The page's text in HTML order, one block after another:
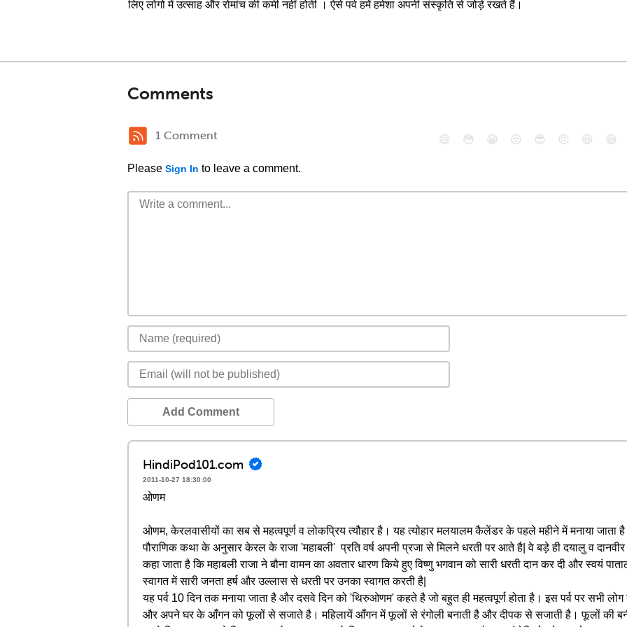
लिए लोगो में उत्साह और रोमांच की कमी नहीं होती । ऐसे पर्व हमें हमेशा अपनी संस्कृति से जोड़े रखते हैं।
Comments
1 Comment
Please Sign In to leave a comment.
😄 😳 😁 😒 😎 😠 😆 😅
Add Comment
HindiPod101.com
2011-10-27 18:30:00
ओणम
ओणम, केरलवासीयों का सब से महत्वपूर्ण व लोकप्रिय त्यौहार है। यह त्योहार मलयालम कैलेंडर के पहले महीने में मनाया जाता
पौराणिक कथा के अनुसार केरल के राजा 'महाबली' प्रति वर्ष अपनी प्रजा से मिलने धरती पर आते है| वे बड़े ही दयालु व
कहा जाता है कि महाबली राजा ने बौना वामन का अवतार धारण किये हुए विष्णु भगवान को सारी धरती दान कर दी और स्वयं
स्वागत में सारी जनता हर्ष और उल्लास से धरती पर उनका स्वागत करती है|
यह पर्व 10 दिन तक मनाया जाता है और दसवे दिन को 'थिरुओणम' कहते है जो बहुत ही महत्वपूर्ण होता है। इस पर्व पर सभी
और अपने घर के आँगन को फूलों से सजाते है। महिलायें आँगन में फूलों से रंगोली बनाती है और दीपक से सजाती है। फूलों की